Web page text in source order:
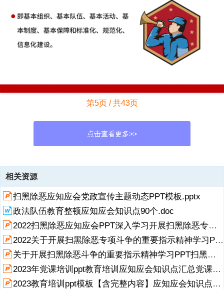
第5页 / 共43页
点击查看更多>>
资源描述
1、五基 三化基层党建“五基三化”建设应知应会,汇报人：中天文库,时
间：2023.08,即基本组织、基本队伍、基本活动、基本制度、基本保障
和标准化、规范化、信息化建设。,目录,目录,第一章,“五基三化”建设,即
基本组织、基本队伍、基本活动、基本制度、基本保障和标准化、规范
化、信息化建设。,即基本组织、基本队伍、基本活动、基本制度、基本
保障和标准化、规范化、信息化建设。,第二章,“五个基本”建设,即基本
组织、基本队伍、基本活动、基本制度、基本保障和标准化、规范化、
信息化建设。,即在“组织、队伍、活动、制度和保障”五个方面，健全完
善基本组织体系，保健基层党建工作正常运行。,凡是有正式党员三人以
上的，都
展开阅读全文
相关资源
扫黑除恶应知应会党政宣传主题动态PPT模板.pptx
政法队伍教育整顿应知应会知识点90个.doc
2022扫黑除恶应知应会PPT深入学习开展扫黑除恶专项斗争的重要指示精神PPT课件【含完整内容】.pptx
2022关于开展扫黑除恶专项斗争的重要指示精神学习PPT扫黑除恶应知应会PPT课件店日欧诺个.pptx
关于开展扫黑除恶斗争的重要指示精神学习PPT扫黑除恶应知应会PPT课件【含内容】.pptx
2023年党课培训ppt教育培训应知应会知识点汇总党课ppt模板「带完整内容」教育培训知识问答党员学习教育专题课件.pptx
2023教育培训ppt模板【含完整内容】应知应会知识点汇总ppt课件知识问答党员学习教育专题课件.pptx